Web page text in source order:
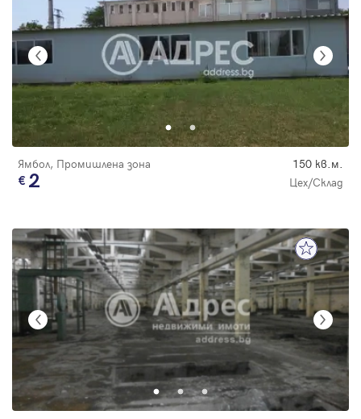
Ямбол, Промишлена зона 150 кв.м.
2 Цех/Склад